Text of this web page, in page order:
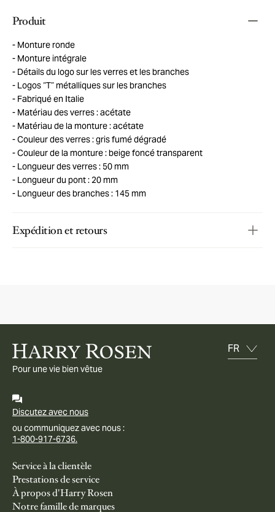
Produit
Monture ronde
Monture intégrale
Détails du logo sur les verres et les branches
Logos “T” métalliques sur les branches
Fabriqué en Italie
Matériau des verres : acétate
Matériau de la monture : acétate
Couleur des verres : gris fumé dégradé
Couleur de la monture : beige foncé transparent
Longueur des verres : 50 mm
Longueur du pont : 20 mm
Longueur des branches : 145 mm
Expédition et retours
Pour une vie bien vêtue
Discutez avec nous
ou communiquez avec nous :
1-800-917-6736.
Service à la clientèle
Prestations de service
À propos d'Harry Rosen
Notre famille de marques